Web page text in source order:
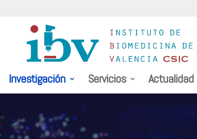
Investigación Servicios Actualidad